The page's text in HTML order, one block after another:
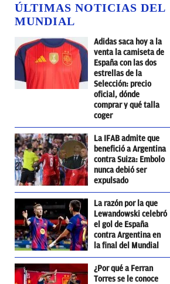
ÚLTIMAS NOTICIAS DEL
MUNDIAL
Adidas saca hoy a la
venta la camiseta de
España con las dos
estrellas de la
Selección: precio
oficial, dónde
comprar y qué talla
coger
La IFAB admite que
benefició a Argentina
contra Suiza: Embolo
nunca debió ser
expulsado
La razón por la que
Lewandowski celebró
el gol de España
contra Argentina en
la final del Mundial
¿Por qué a Ferran
Torres se le conoce